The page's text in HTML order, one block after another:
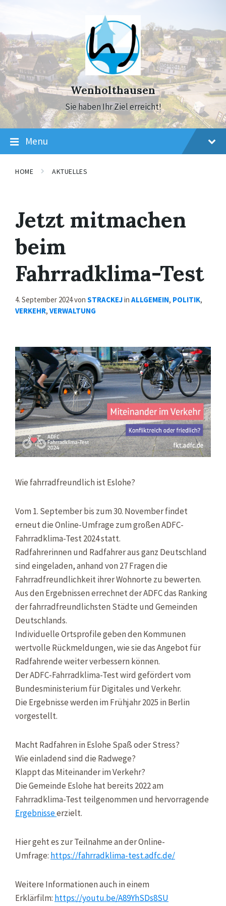
navigation
Wenholthausen
Sie haben Ihr Ziel erreicht!
Menu
HOME AKTUELLES
Jetzt mitmachen
beim
Fahrradklima-Test
4. September 2024von STRACKEJin ALLGEMEIN, POLITIK,
VERKEHR, VERWALTUNG
Wie fahrradfreundlich ist Eslohe?
Vom 1. September bis zum 30. November findet
erneut die Online-Umfrage zum großen ADFC-
Fahrradklima-Test 2024 statt.
Radfahrerinnen und Radfahrer aus ganz Deutschland
sind eingeladen, anhand von 27 Fragen die
Fahrradfreundlichkeit ihrer Wohnorte zu bewerten.
Aus den Ergebnissen errechnet der ADFC das Ranking
der fahrradfreundlichsten Städte und Gemeinden
Deutschlands.
Individuelle Ortsprofile geben den Kommunen
wertvolle Rückmeldungen, wie sie das Angebot für
Radfahrende weiter verbessern können.
Der ADFC-Fahrradklima-Test wird gefördert vom
Bundesministerium für Digitales und Verkehr.
Die Ergebnisse werden im Frühjahr 2025 in Berlin
vorgestellt.
Macht Radfahren in Eslohe Spaß oder Stress?
Wie einladend sind die Radwege?
Klappt das Miteinander im Verkehr?
Die Gemeinde Eslohe hat bereits 2022 am
Fahrradklima-Test teilgenommen und hervorragende
Ergebnisseerzielt.
Hier geht es zur Teilnahme an der Online-
Umfrage: https://fahrradklima-test.adfc.de/
Weitere Informationen auch in einem
Erklärfilm: https://youtu.be/A89YhSDs8SU